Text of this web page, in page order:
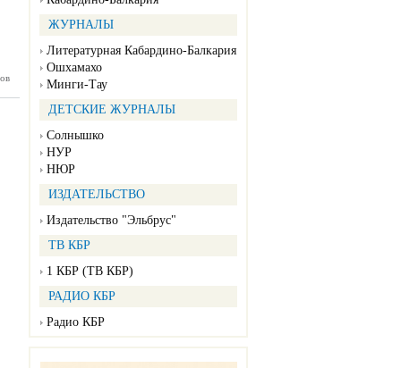
ЖУРНАЛЫ
Литературная Кабардино-Балкария
Ошхамахо
Минги-Тау
ДЕТСКИЕ ЖУРНАЛЫ
Солнышко
НУР
НЮР
ИЗДАТЕЛЬСТВО
Издательство "Эльбрус"
ТВ КБР
1 КБР (ТВ КБР)
РАДИО КБР
Радио КБР
№104